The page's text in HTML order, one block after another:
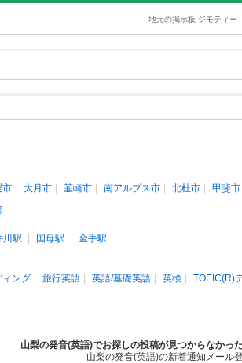
地元の掲示板 ジモティー
市 大月市 韮崎市 南アルプス市 北杜市
甲斐市
川駅 国母駅 金手駅
ィング 旅行英語 英語/基礎英語 英検 TOEIC(R)
山梨の発音(英語)でお探しの投稿が見つからなかっ
山梨の発音(英語)の新着通知メール